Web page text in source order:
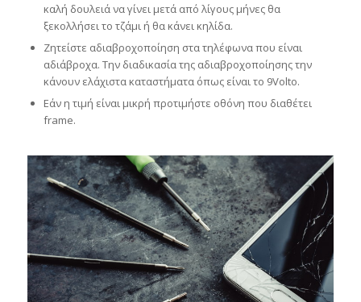
καλή δουλειά να γίνει μετά από λίγους μήνες θα
ξεκολλήσει το τζάμι ή θα κάνει κηλίδα.
Ζητείστε αδιαβροχοποίηση στα τηλέφωνα που είναι
αδιάβροχα. Την διαδικασία της αδιαβροχοποίησης την
κάνουν ελάχιστα καταστήματα όπως είναι το 9Volto.
Εάν η τιμή είναι μικρή προτιμήστε οθόνη που διαθέτει
frame.